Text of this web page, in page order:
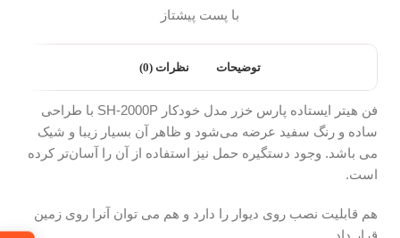
با پست پیشتاز
توضیحات نظرات (0)
فن هیتر ایستاده پارس خزر مدل خودکار SH-2000P با طراحی
ساده و رنگ سفید عرضه می‌شود و ظاهر آن بسیار زیبا و شیک
می باشد. وجود دستگیره حمل نیز استفاده از آن را آسان‌تر کرده
است.
هم قابلیت نصب روی دیوار را دارد و هم می توان آنرا روی زمین
قرار داد.